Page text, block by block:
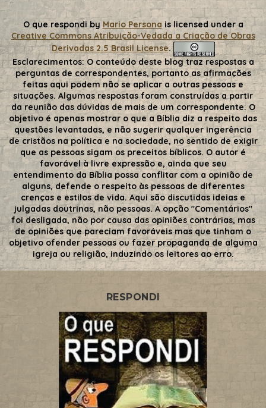
O que respondi byMario Personais licensed under a
Creative Commons Atribuição-Vedada a Criação de Obras
Derivadas 2.5 Brasil License.
Esclarecimentos:O conteúdo deste blog traz respostas a
perguntas de correspondentes, portanto as afirmações
feitas aqui podem não se aplicar a outras pessoas e
situações. Algumas respostas foram construídas a partir
da reunião das dúvidas de mais de um correspondente. O
objetivo é apenas mostrar o que a Bíblia diz a respeito das
questões levantadas, e não sugerir qualquer ingerência
de cristãos na política e na sociedade, no sentido de exigir
que as pessoas sigam os preceitos bíblicos. O autor é
favorável à livre expressão e, ainda que seu
entendimento da Bíblia possa conflitar com a opinião de
alguns, defende o respeito às pessoas de diferentes
crenças e estilos de vida. Aqui são discutidas ideias e
julgadas doutrinas, não pessoas. A opção "Comentários"
foi desligada, não por causa das opiniões contrárias, mas
de opiniões que pareciam favoráveis mas que tinham o
objetivo ofender pessoas ou fazer propaganda de alguma
igreja ou religião, induzindo os leitores ao erro.
RESPONDI